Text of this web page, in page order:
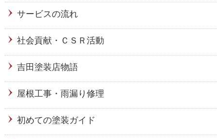
サービスの流れ
社会貢献・ＣＳＲ活動
吉田塗装店物語
屋根工事・雨漏り修理
初めての塗装ガイド